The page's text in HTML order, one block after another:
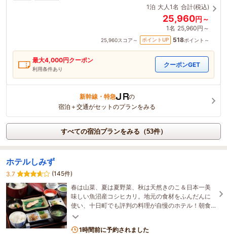
1泊 大人1名 合計(税込)
25,960円～
1名 25,960円～
25,960スコア～ ポイントUP 518ポイント～
最大4,000円クーポン
利用条件あり
クーポンGET
新幹線・特急
の
宿泊＋交通がセットのプランをみる
すべての宿泊プランをみる（53件）
ホテルしみず
3.7
(145件)
春は山菜、夏は夏野菜、秋は天然きのこ＆日本一美
味しい魚沼産コシヒカリ。地元の食材をふんだんに
使い、十日町でも評判の料理が自慢のホテル！朝食
はプラス600円です。
1時間前に予約されました